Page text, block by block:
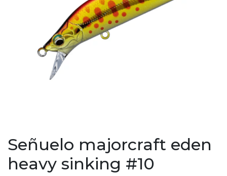
Señuelo majorcraft eden
heavy sinking #10